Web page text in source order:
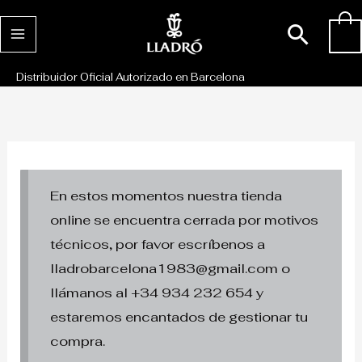
al
Distribuidor Oficial Autorizado en Barcelona
En estos momentos nuestra tienda
online se encuentra cerrada por motivos
técnicos, por favor escríbenos a
lladrobarcelona1983@gmail.com o
llámanos al +34 934 232 654 y
estaremos encantados de gestionar tu
compra.